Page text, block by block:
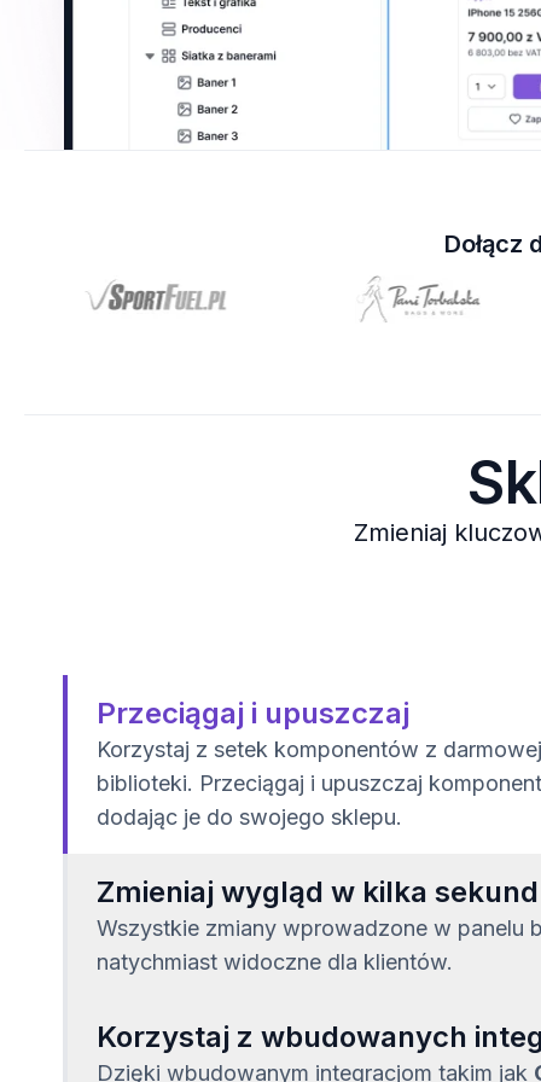
Dołącz
Zmieniaj
Przeciągaj i upuszczaj
Korzystaj z setek komponentów z darmowej
biblioteki. Przeciągaj i upuszczaj
dodając je do swojego sklepu.
Zmieniaj wygląd w kilka sekund
Wszystkie zmiany wprowadzone w panelu
natychmiast widoczne dla klientów.
Korzystaj z wbudowanych
Dzięki wbudowanym integracjom takim jak